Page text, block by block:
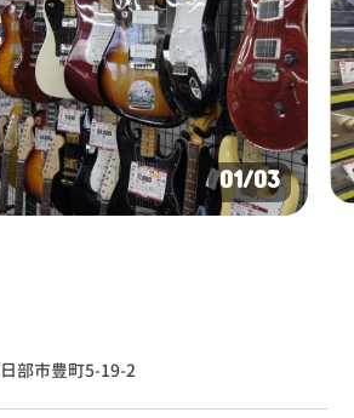
01/03
部市豊町5-19-2